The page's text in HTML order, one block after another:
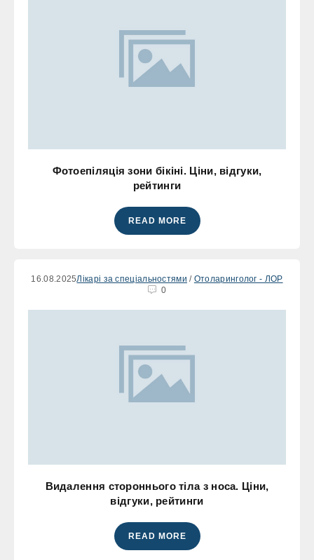
Фотоепіляція зони бікіні. Ціни, відгуки,
рейтинги
READ MORE
16.08.2025Лікарі за спеціальностями / Отоларинголог - ЛОР
0
Видалення стороннього тіла з носа. Ціни,
відгуки, рейтинги
READ MORE